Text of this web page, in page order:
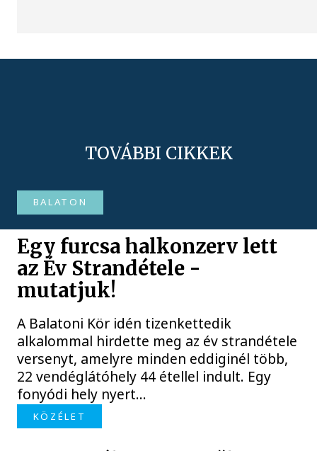
TOVÁBBI CIKKEK
BALATON
Egy furcsa halkonzerv lett
az Év Strandétele -
mutatjuk!
A Balatoni Kör idén tizenkettedik
alkalommal hirdette meg az év strandétele
versenyt, amelyre minden eddiginél több,
22 vendéglátóhely 44 étellel indult. Egy
fonyódi hely nyert...
KÖZÉLET